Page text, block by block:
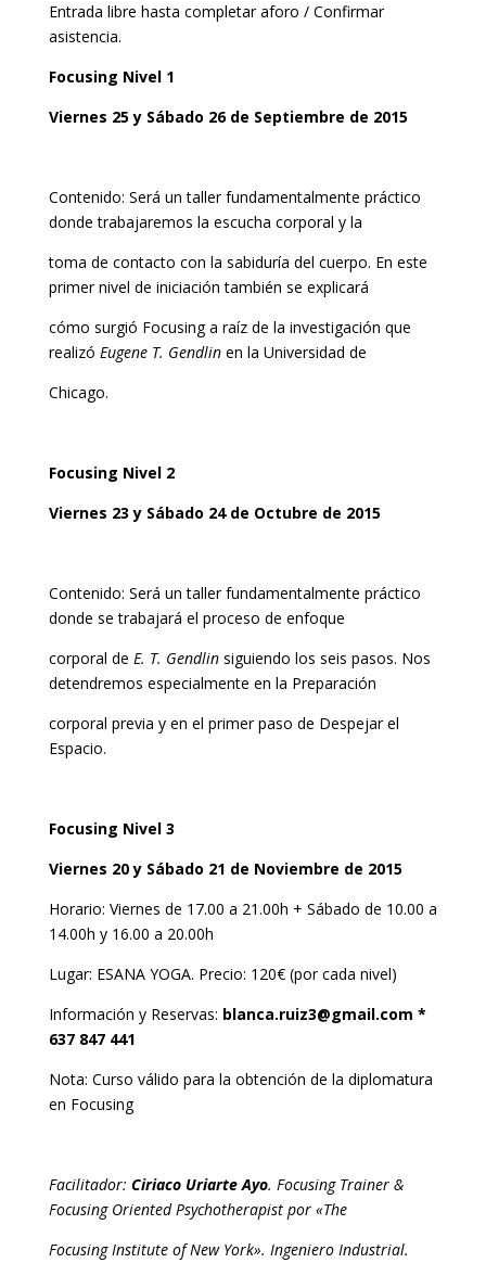
Entrada libre hasta completar aforo / Confirmar
asistencia.
Focusing Nivel 1
Viernes 25 y Sábado 26 de Septiembre de 2015
Contenido: Será un taller fundamentalmente práctico
donde trabajaremos la escucha corporal y la
toma de contacto con la sabiduría del cuerpo. En este
primer nivel de iniciación también se explicará
cómo surgió Focusing a raíz de la investigación que
realizó Eugene T. Gendlin en la Universidad de
Chicago.
Focusing Nivel 2
Viernes 23 y Sábado 24 de Octubre de 2015
Contenido: Será un taller fundamentalmente práctico
donde se trabajará el proceso de enfoque
corporal de E. T. Gendlin siguiendo los seis pasos. Nos
detendremos especialmente en la Preparación
corporal previa y en el primer paso de Despejar el
Espacio.
Focusing Nivel 3
Viernes 20 y Sábado 21 de Noviembre de 2015
Horario: Viernes de 17.00 a 21.00h + Sábado de 10.00 a
14.00h y 16.00 a 20.00h
Lugar: ESANA YOGA. Precio: 120€ (por cada nivel)
Información y Reservas: blanca.ruiz3@gmail.com *
637 847 441
Nota: Curso válido para la obtención de la diplomatura
en Focusing
Facilitador: Ciriaco Uriarte Ayo. Focusing Trainer &
Focusing Oriented Psychotherapist por «The
Focusing Institute of New York». Ingeniero Industrial.